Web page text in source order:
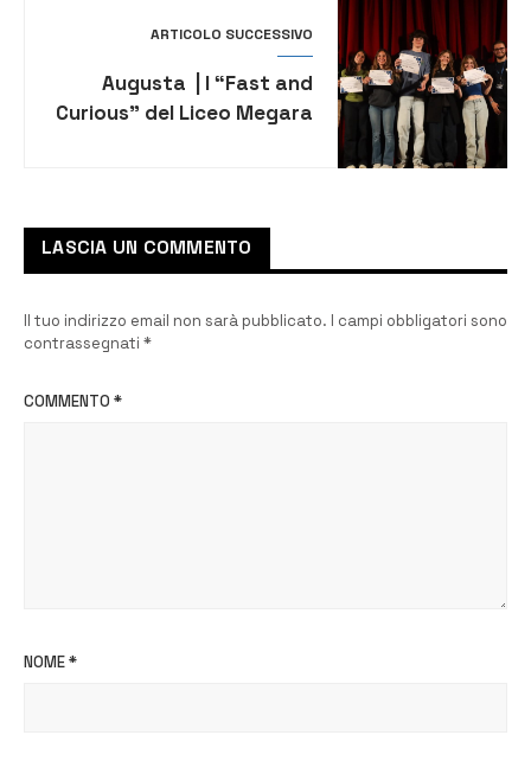
ARTICOLO SUCCESSIVO
Augusta | I “Fast and
Curious” del Liceo Megara
LASCIA UN COMMENTO
Il tuo indirizzo email non sarà pubblicato. I campi obbligatori sono
contrassegnati *
COMMENTO *
NOME*